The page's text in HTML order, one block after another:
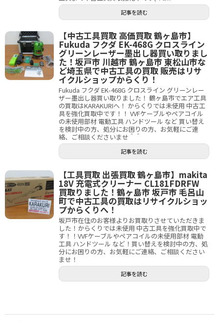
記事を読む
【中古工具買取 高価買取 鶴ヶ島市】
Fukuda フクダ EK-468G クロスライン
グリーンレーザー墨出し器買い取りまし
た！坂戸市 川越市 鶴ヶ島市 東松山市な
ど埼玉県で中古工具の買取 販売はリサ
イクルショップからくり！
Fukuda フクダ EK-468G クロスライン グリーンレー
ザー墨出し器買い取りました！ 鶴ヶ島市でエア工具
の買取はKARAKURIへ！ からくりでは未使用 中古工
具を強化買取中です！！ VVFケーブルやペアコイル
の未使用部材 電動工具 ハンドツール など 買い替え
を検討中の方、処分にお困りの方、お気軽にご連
絡、ご相談くださいませ＾＾
記事を読む
【工具買取 出張買取 鶴ヶ島市】makita
18V 充電式クリーナー CL181FDRFW
買取りました！鶴ヶ島市 坂戸市 毛呂山
町で中古工具の買取はリサイクルショッ
プからくりへ！
坂戸市在住のお客様よりお買取りさせていただきま
した！からくりでは未使用 中古工具を強化買取中で
す！！VVFケーブルやペアコイルの未使用部材 電動
工具 ハンドツール など！買い替えを検討中の方、処
分にお困りの方、お気軽にご連絡、ご相談ください
ませ！
記事を読む